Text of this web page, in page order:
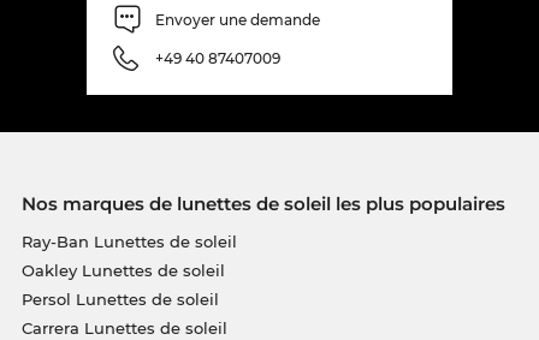
Envoyer une demande
+49 40 87407009
Nos marques de lunettes de soleil les plus populaires
Ray-Ban Lunettes de soleil
Oakley Lunettes de soleil
Persol Lunettes de soleil
Carrera Lunettes de soleil